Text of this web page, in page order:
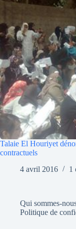
Talaie El Houriyet
contractuels
4 avril 2016
1
Qui sommes-
Politique de